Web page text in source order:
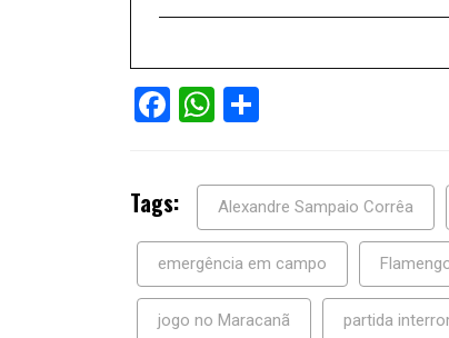
Facebook
WhatsApp
Tags: Alexandre Sampaio Corrêa
emergência em campo
jogo no Maracanã partida